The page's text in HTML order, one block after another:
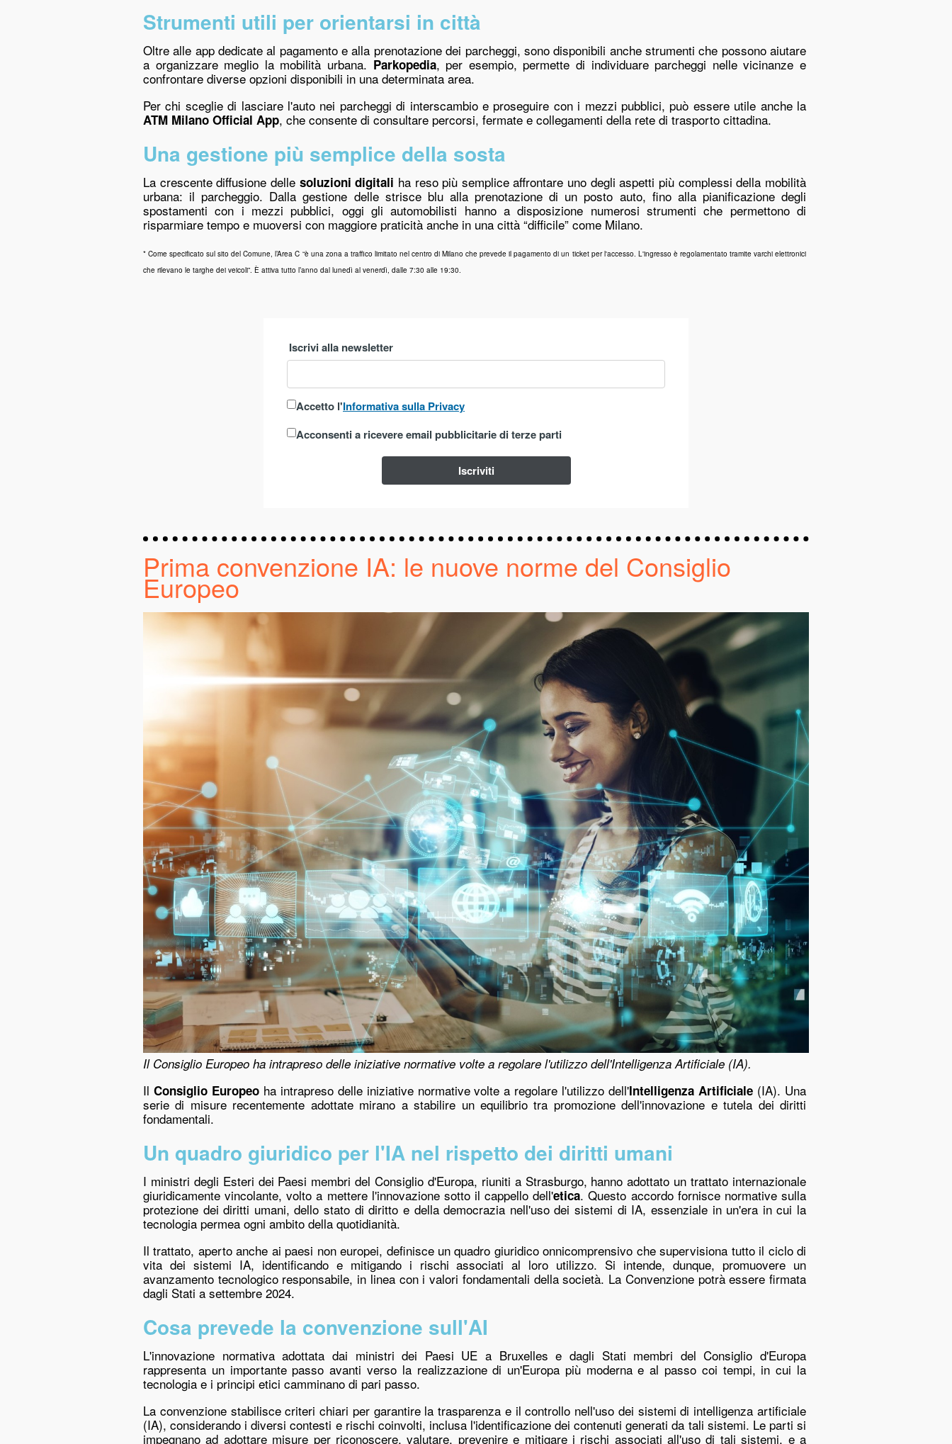
Strumenti utili per orientarsi in città
Oltre alle app dedicate al pagamento e alla prenotazione dei parcheggi, sono disponibili anche strumenti che possono aiutare
a organizzare meglio la mobilità urbana. Parkopedia, per esempio, permette di individuare parcheggi nelle vicinanze e
confrontare diverse opzioni disponibili in una determinata area.
Per chi sceglie di lasciare l'auto nei parcheggi di interscambio e proseguire con i mezzi pubblici, può essere utile anche la
ATM Milano Official App, che consente di consultare percorsi, fermate e collegamenti della rete di trasporto cittadina.
Una gestione più semplice della sosta
La crescente diffusione delle soluzioni digitali ha reso più semplice affrontare uno degli aspetti più complessi della mobilità
urbana: il parcheggio. Dalla gestione delle strisce blu alla prenotazione di un posto auto, fino alla pianificazione degli
spostamenti con i mezzi pubblici, oggi gli automobilisti hanno a disposizione numerosi strumenti che permettono di
risparmiare tempo e muoversi con maggiore praticità anche in una città “difficile” come Milano.
* Come specificato sul sito del Comune, l’Area C “è una zona a traffico limitato nel centro di Milano che prevede il pagamento di un ticket per l'accesso. L'ingresso è regolamentato tramite varchi elettronici
che rilevano le targhe dei veicoli”. È attiva tutto l’anno dal lunedì al venerdì, dalle 7:30 alle 19:30.
Iscrivi alla newsletter
Accetto l'Informativa sulla Privacy
Acconsenti a ricevere email pubblicitarie di terze parti
Iscriviti
Prima convenzione IA: le nuove norme del Consiglio
Europeo
Il Consiglio Europeo ha intrapreso delle iniziative normative volte a regolare l'utilizzo dell'Intelligenza Artificiale (IA).
Il Consiglio Europeoha intrapreso delle iniziative normative volte a regolare l'utilizzo dell'Intelligenza Artificiale (IA). Una
serie di misure recentemente adottate mirano a stabilire un equilibrio tra promozione dell'innovazione e tutela dei diritti
fondamentali.
Un quadro giuridico per l'IA nel rispetto dei diritti umani
I ministri degli Esteri dei Paesi membri del Consiglio d'Europa, riuniti a Strasburgo, hanno adottato un trattato internazionale
giuridicamente vincolante, volto a mettere l'innovazione sotto il cappello dell'etica. Questo accordo fornisce normative sulla
protezione dei diritti umani, dello stato di diritto e della democrazia nell'uso dei sistemi di IA, essenziale in un'era in cui la
tecnologia permea ogni ambito della quotidianità.
Il trattato, aperto anche ai paesi non europei, definisce un quadro giuridico onnicomprensivo che supervisiona tutto il ciclo di
vita dei sistemi IA, identificando e mitigando i rischi associati al loro utilizzo. Si intende, dunque, promuovere un
avanzamento tecnologico responsabile, in linea con i valori fondamentali della società. La Convenzione potrà essere firmata
dagli Stati a settembre 2024.
Cosa prevede la convenzione sull'AI
L'innovazione normativa adottata dai ministri dei Paesi UE a Bruxelles e dagli Stati membri del Consiglio d'Europa
rappresenta un importante passo avanti verso la realizzazione di un'Europa più moderna e al passo coi tempi, in cui la
tecnologia e i principi etici camminano di pari passo.
La convenzione stabilisce criteri chiari per garantire la trasparenza e il controllo nell'uso dei sistemi di intelligenza artificiale
(IA), considerando i diversi contesti e rischi coinvolti, inclusa l'identificazione dei contenuti generati da tali sistemi. Le parti si
impegnano ad adottare misure per riconoscere, valutare, prevenire e mitigare i rischi associati all'uso di tali sistemi, e a